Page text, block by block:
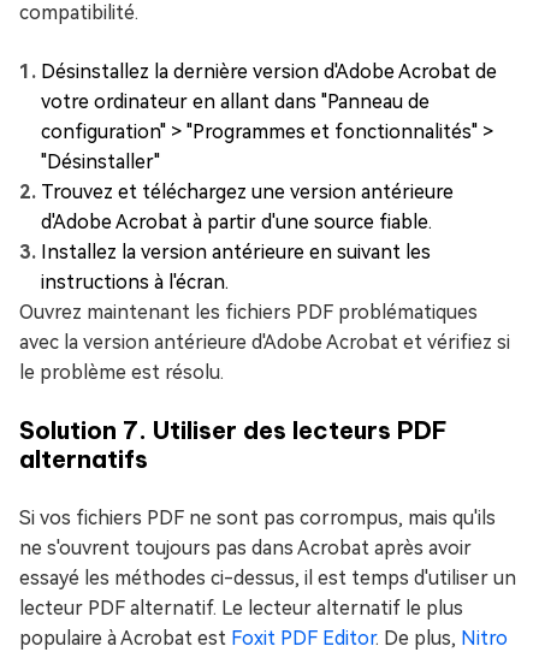
compatibilité.
Désinstallez la dernière version d'Adobe Acrobat de
votre ordinateur en allant dans "Panneau de
configuration" > "Programmes et fonctionnalités" >
"Désinstaller"
Trouvez et téléchargez une version antérieure
d'Adobe Acrobat à partir d'une source fiable.
Installez la version antérieure en suivant les
instructions à l'écran.
Ouvrez maintenant les fichiers PDF problématiques
avec la version antérieure d'Adobe Acrobat et vérifiez si
le problème est résolu.
Solution 7. Utiliser des lecteurs PDF
alternatifs
Si vos fichiers PDF ne sont pas corrompus, mais qu'ils
ne s'ouvrent toujours pas dans Acrobat après avoir
essayé les méthodes ci-dessus, il est temps d'utiliser un
lecteur PDF alternatif. Le lecteur alternatif le plus
populaire à Acrobat est Foxit PDF Editor. De plus, Nitro